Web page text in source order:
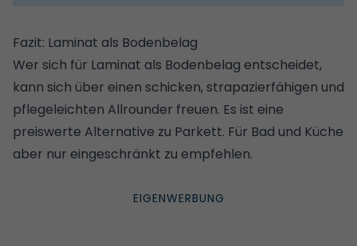
Fazit: Laminat als Bodenbelag
Wer sich für Laminat als Bodenbelag entscheidet,
kann sich über einen schicken, strapazierfähigen und
pflegeleichten Allrounder freuen. Es ist eine
preiswerte Alternative zu Parkett. Für Bad und Küche
aber nur eingeschränkt zu empfehlen.